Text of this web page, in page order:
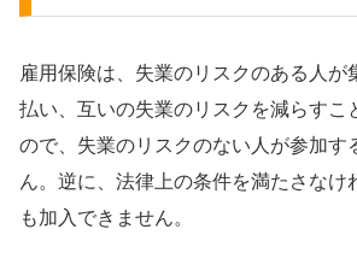
雇用保険は、失業のリスクのある人が
払い、互いの失業のリスクを減らすこ
ので、失業のリスクのない人が参加す
ん。逆に、法律上の条件を満たさなけ
も加入できません。